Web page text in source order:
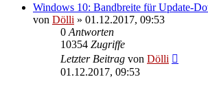
Windows 10: Bandbreite für Update-
von Dölli » 01.12.2017, 09:53
0 Antworten
10354 Zugriffe
Letzter Beitrag von Dölli
01.12.2017, 09:53